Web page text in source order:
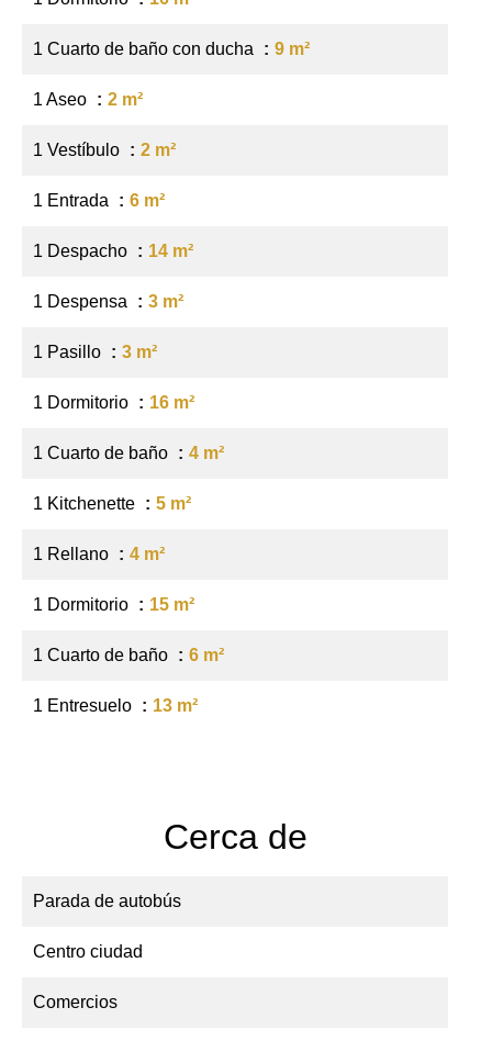
1 Cuarto de baño con ducha 9 m²
1 Aseo 2 m²
1 Vestíbulo 2 m²
1 Entrada 6 m²
1 Despacho 14 m²
1 Despensa 3 m²
1 Pasillo 3 m²
1 Dormitorio 16 m²
1 Cuarto de baño 4 m²
1 Kitchenette 5 m²
1 Rellano 4 m²
1 Dormitorio 15 m²
1 Cuarto de baño 6 m²
1 Entresuelo 13 m²
Cerca de
Parada de autobús
Centro ciudad
Comercios